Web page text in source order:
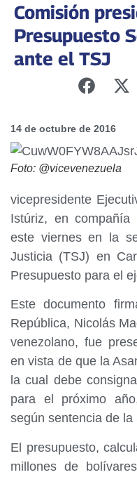
Comisión
Presupuesto
ante el TSJ
14 de octubre de 2016
Foto: @vicevenezuela
vicepresidente
Istúriz, en compañía
este viernes en la
Justicia (TSJ) en
Presupuesto para el
Este documento
República, Nicolás
venezolano, fue
en vista de que la
la cual debe
para el próximo
según sentencia de
El presupuesto,
millones de